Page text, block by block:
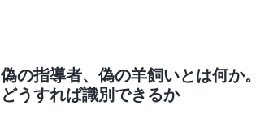
偽の指導者、偽の羊飼いとは何か
どうすれば識別できるか